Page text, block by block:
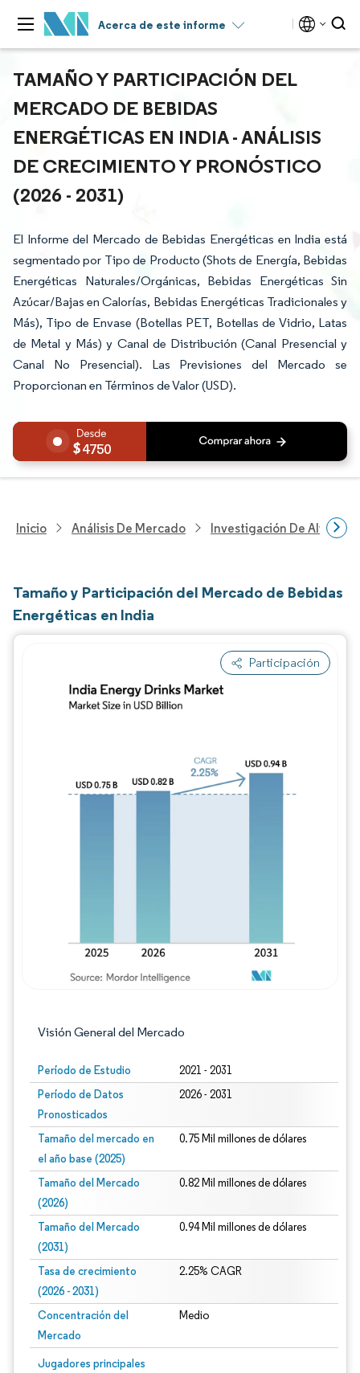
Acerca de este informe
TAMAÑO Y PARTICIPACIÓN DEL
MERCADO DE BEBIDAS
ENERGÉTICAS EN INDIA - ANÁLISIS
DE CRECIMIENTO Y PRONÓSTICO
(2026 - 2031)
El Informe del Mercado de Bebidas Energéticas en India está
segmentado por Tipo de Producto (Shots de Energía, Bebidas
Energéticas Naturales/Orgánicas, Bebidas Energéticas Sin
Azúcar/Bajas en Calorías, Bebidas Energéticas Tradicionales y
Más), Tipo de Envase (Botellas PET, Botellas de Vidrio, Latas
de Metal y Más) y Canal de Distribución (Canal Presencial y
Canal No Presencial). Las Previsiones del Mercado se
Proporcionan en Términos de Valor (USD).
4750
Inicio Análisis De Mercado Investigación De
Tamaño y Participación del Mercado de Bebidas
Energéticas en India
Participación
Visión General del Mercado
Período de Estudio 2021 - 2031
Período de Datos
Pronosticados
2026 - 2031
Tamaño del mercado en
el año base (2025)
0.75 Mil millones de dólares
Tamaño del Mercado
(2026)
0.82 Mil millones de dólares
Tamaño del Mercado
(2031)
0.94 Mil millones de dólares
Tasa de crecimiento
(2026 - 2031)
2.25% CAGR
Concentración del
Mercado
Medio
Jugadores principales
Imagen © Mordor Intelligence. El uso requiere atribución según CC BY 4.0.